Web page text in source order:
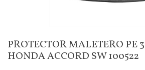
PROTECTOR MALETERO PE
HONDA ACCORD SW 100522